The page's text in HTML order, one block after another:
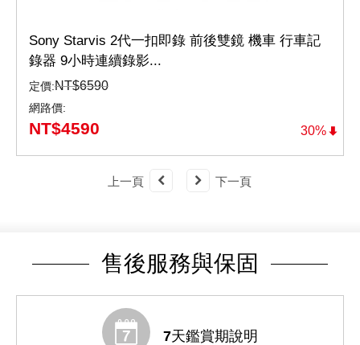
30%
Sony Starvis 2代一扣即錄 前後雙鏡 機車 行車記
錄器 9小時連續錄影...
定價:NT$6590
網路價:
NT$4590
上一頁 下一頁
售後服務與保固
7天鑑賞期說明